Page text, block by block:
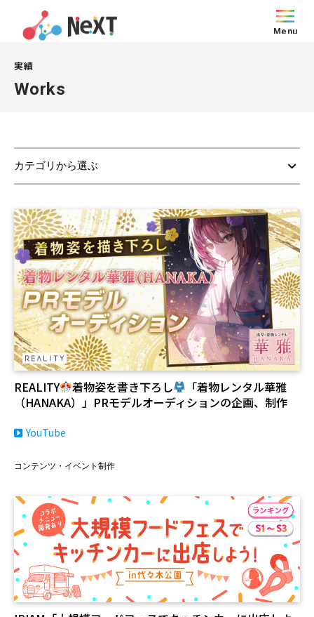
Menu
実績
Works
カテゴリから選ぶ
REALITY 着物姿を書き下ろし
「着物レンタル華雅
（HANAKA）」PRモデルオーディションの企画、制作
YouTube
コンテンツ・イベント制作